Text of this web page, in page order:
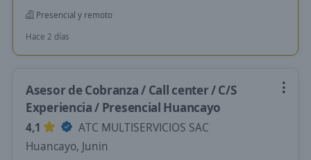
Presencial y remoto
Hace 2 días
Asesor de Cobranza / Call center / C/S
Experiencia / Presencial Huancayo
4,1
ATC MULTISERVICIOS SAC
Huancayo, Junin